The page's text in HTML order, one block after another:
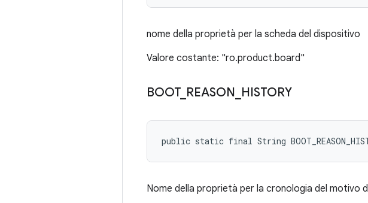
nome della proprietà per la scheda del dispositivo
Valore costante: "ro.product.board"
BOOT_ REASON HISTORY
public static final String
Nome della proprietà per la cronologia del motivo